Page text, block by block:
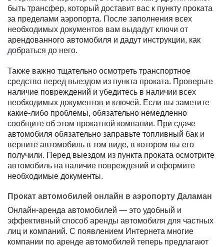
быть трансфер, который доставит вас к пункту проката
за пределами аэропорта. После заполнения всех
необходимых документов вам выдадут ключи от
арендованного автомобиля и дадут инструкции, как
добраться до него.
Также важно тщательно осмотреть транспортное
средство перед выездом из пункта проката. Проверьте
наличие повреждений и убедитесь в наличии всех
необходимых документов и ключей. Если вы заметите
какие-либо проблемы, обязательно немедленно
сообщите об этом прокатной компании. При сдаче
автомобиля обязательно заправьте топливный бак и
верните автомобиль в том виде, в котором вы его
получили. Перед выездом из пункта проката осмотрите
автомобиль на наличие повреждений и оформите
необходимые документы.
Прокат автомобилей онлайн в аэропорту Даламан
Онлайн-аренда автомобилей — это удобный и
эффективный способ аренды автомобиля для частных
лиц и компаний. С появлением Интернета многие
компании по аренде автомобилей теперь предлагают